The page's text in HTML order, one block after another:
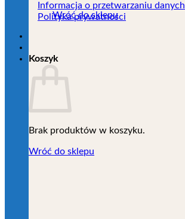
Wróć do sklepu
Koszyk
Brak produktów w koszyku.
Wróć do sklepu
Informacja o przetwarzaniu danych
Polityka prywatności